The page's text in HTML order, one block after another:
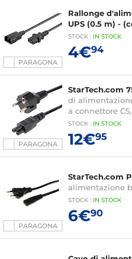
PARAGONA
Rallonge
UPS (0.5 m) -
STOCK : IN STOCK
4€94
PARAGONA
StarTech.com
di
a connettore
STOCK : IN STOCK
12€95
PARAGONA
StarTech.com
alimentazione
STOCK : IN STOCK
6€90